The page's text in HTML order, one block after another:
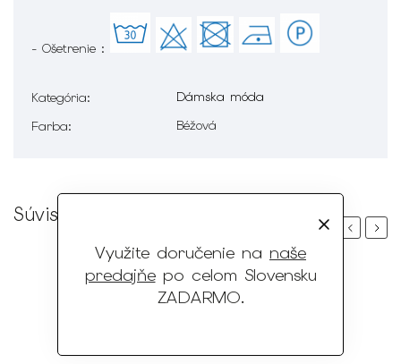
Využite doručenie na naše
predajňepo celom Slovensku
ZADARMO.
- Ošetrenie :
Kategória:
Dámska móda
Farba: Béžová
Súvisiaci tovar
PreviousNext